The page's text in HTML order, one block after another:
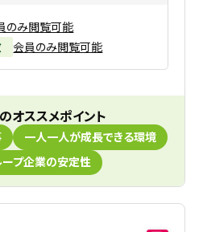
のみ閲覧可能
会員のみ閲覧可能
オススメポイント
一人一人が成長できる環境
プ企業の安定性